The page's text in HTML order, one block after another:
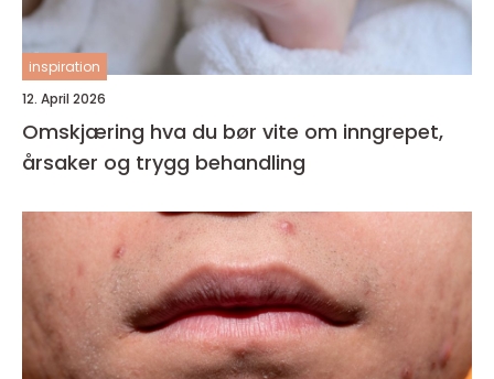
inspiration
12. April 2026
Omskjæring hva du bør vite om inngrepet,
årsaker og trygg behandling